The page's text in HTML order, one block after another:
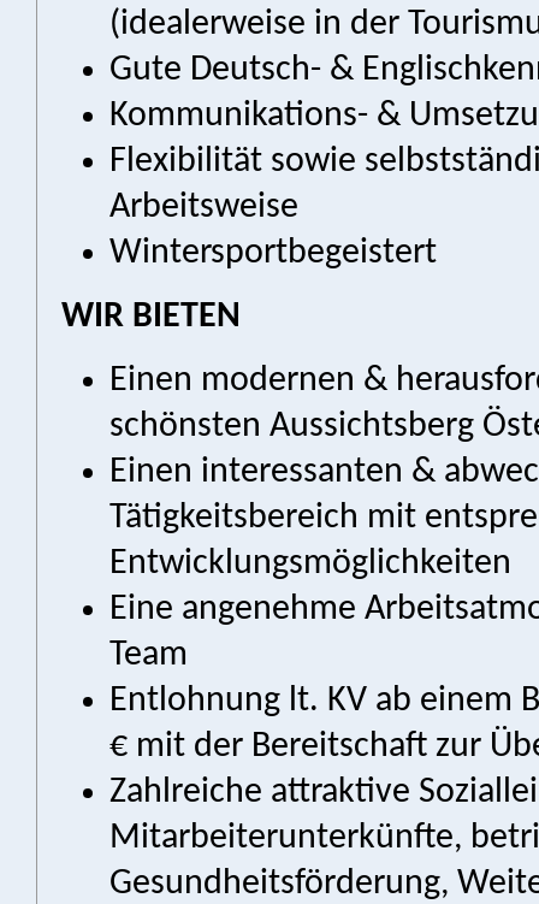
(idealerweise in der
Gute Deutsch- &
Kommunikations- &
Flexibilität sowie
Arbeitsweise
Wintersportbegeistert
WIR BIETEN
Einen modernen &
schönsten Aussichtsberg
Einen interessanten &
Tätigkeitsbereich mit
Entwicklungsmöglichkeiten
Eine angenehme
Team
Entlohnung lt. KV ab einem
€ mit der Bereitschaft zur
Zahlreiche attraktive
Mitarbeiterunterkünfte,
Gesundheitsförderung,